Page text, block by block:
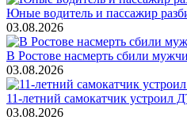
Юные водитель и пассажир
03.08.2026
В Ростове насмерть сбили
03.08.2026
11-летний самокатчик устроил
03.08.2026